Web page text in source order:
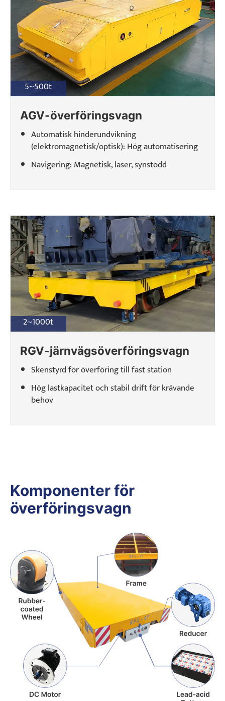
5~500t
AGV-överföringsvagn
Automatisk hinderundvikning
(elektromagnetisk/optisk): Hög automatisering
Navigering: Magnetisk, laser, synstödd
2~1000t
RGV-järnvägsöverföringsvagn
Skenstyrd för överföring till fast station
Hög lastkapacitet och stabil drift för krävande
behov
Komponenter för
överföringsvagn